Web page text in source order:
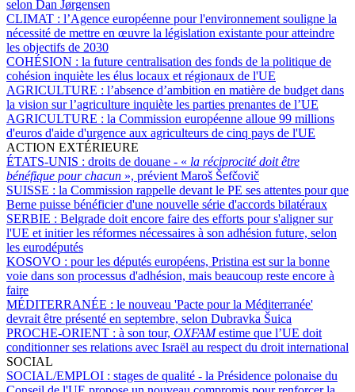
selon Dan Jørgensen
CLIMAT : l’Agence européenne pour l'environnement souligne la
nécessité de mettre en œuvre la législation existante pour atteindre
les objectifs de 2030
COHÉSION : la future centralisation des fonds de la politique de
cohésion inquiète les élus locaux et régionaux de l'UE
AGRICULTURE : l’absence d’ambition en matière de budget dans
la vision sur l’agriculture inquiète les parties prenantes de l’UE
AGRICULTURE : la Commission européenne alloue 99 millions
d'euros d'aide d'urgence aux agriculteurs de cinq pays de l'UE
ACTION EXTÉRIEURE
ÉTATS-UNIS : droits de douane - « la réciprocité doit être
bénéfique pour chacun », prévient Maroš Šefčovič
SUISSE : la Commission rappelle devant le PE ses attentes pour que
Berne puisse bénéficier d'une nouvelle série d'accords bilatéraux
SERBIE : Belgrade doit encore faire des efforts pour s'aligner sur
l'UE et initier les réformes nécessaires à son adhésion future, selon
les eurodéputés
KOSOVO : pour les députés européens, Pristina est sur la bonne
voie dans son processus d'adhésion, mais beaucoup reste encore à
faire
MÉDITERRANÉE : le nouveau 'Pacte pour la Méditerranée'
devrait être présenté en septembre, selon Dubravka Šuica
PROCHE-ORIENT : à son tour, OXFAMestime que l’UE doit
conditionner ses relations avec Israël au respect du droit international
SOCIAL
SOCIAL/EMPLOI : stages de qualité - la Présidence polonaise du